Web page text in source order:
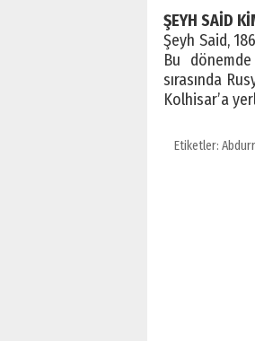
ŞEYH SAİD
Şeyh Said,
Bu
sırasında
Kolhisar’a
Etiketler: